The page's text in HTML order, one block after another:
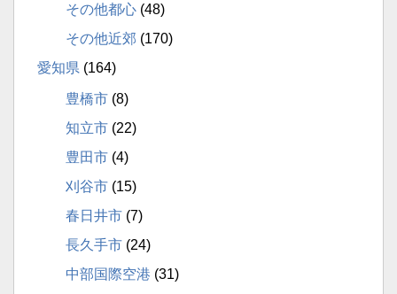
その他都心 (48)
その他近郊 (170)
愛知県 (164)
豊橋市 (8)
知立市 (22)
豊田市 (4)
刈谷市 (15)
春日井市 (7)
長久手市 (24)
中部国際空港 (31)